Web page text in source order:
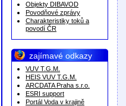
Objekty DIBAVOD
Povodňové zprávy
Charakteristiky toků a
povodí ČR
zajímavé odkazy
VUV T.G.M.
HEIS VUV T.G.M.
ARCDATA Praha s.r.o.
ESRI support
Portál Voda v krajině